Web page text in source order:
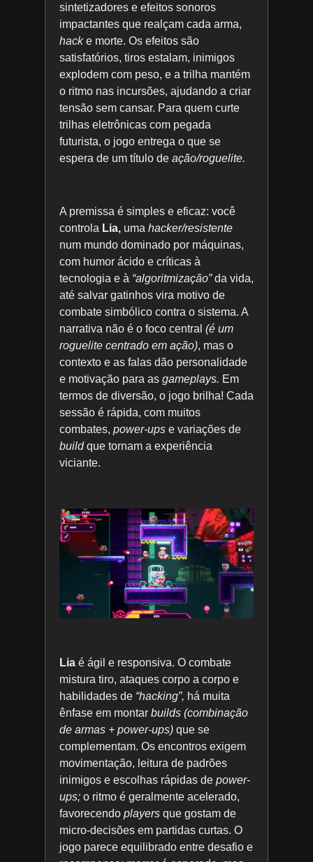
sintetizadores e efeitos sonoros
impactantes que realçam cada arma,
hacke morte. Os efeitos são
satisfatórios, tiros estalam, inimigos
explodem com peso, e a trilha mantém
o ritmo nas incursões, ajudando a criar
tensão sem cansar. Para quem curte
trilhas eletrônicas com pegada
futurista, o jogo entrega o que se
espera de um título de ação/roguelite.
A premissa é simples e eficaz: você
controla Lia, uma hacker/resistente
num mundo dominado por máquinas,
com humor ácido e críticas à
tecnologia e à “algoritmização”da vida,
até salvar gatinhos vira motivo de
combate simbólico contra o sistema. A
narrativa não é o foco central (é um
roguelite centrado em ação), mas o
contexto e as falas dão personalidade
e motivação para as gameplays. Em
termos de diversão, o jogo brilha! Cada
sessão é rápida, com muitos
combates, power-ups e variações de
buildque tornam a experiência
viciante.
Lia é ágil e responsiva. O combate
mistura tiro, ataques corpo a corpo e
habilidades de “hacking”, há muita
ênfase em montar builds (combinação
de armas + power-ups) que se
complementam. Os encontros exigem
movimentação, leitura de padrões
inimigos e escolhas rápidas de power-
ups; o ritmo é geralmente acelerado,
favorecendo players que gostam de
micro-decisões em partidas curtas. O
jogo parece equilibrado entre desafio e